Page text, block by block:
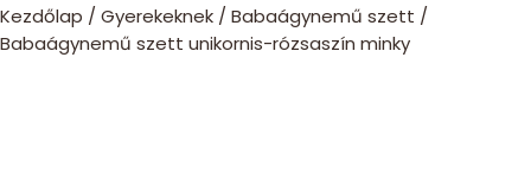
Kezdőlap /Gyerekeknek /Babaágynemű szett /
Babaágynemű szett unikornis-rózsaszín minky